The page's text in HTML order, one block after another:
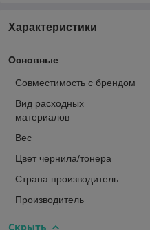
Характеристики
Основные
Совместимость с брендом
Вид расходных
материалов
Вес
Цвет чернила/тонера
Страна производитель
Производитель
Скрыть